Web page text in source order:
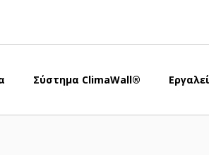
Σύστημα ClimaWall®